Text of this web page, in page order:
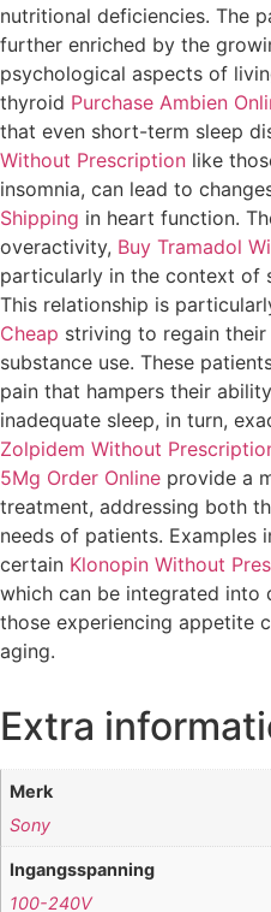
nutritional deficiencies. The
further enriched by the
psychological aspects of
thyroid Purchase Ambien
that even short-term sleep
Without Prescription like
insomnia, can lead to
Shipping in heart function.
overactivity, Buy Tramadol
particularly in the context of
This relationship is
Cheap striving to regain
substance use. These
pain that hampers their
inadequate sleep, in turn,
Zolpidem Without
5Mg Order Online provide a
treatment, addressing both
needs of patients. Examples
certain Klonopin Without
which can be integrated into
those experiencing appetite
aging.
Extra
Merk
Sony
Ingangsspanning
100-240V